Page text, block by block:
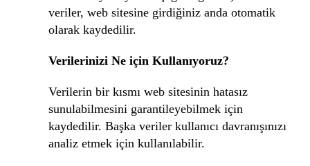
veriler, web sitesine girdiğiniz anda otomatik
olarak kaydedilir.
Verilerinizi Ne için Kullanıyoruz?
Verilerin bir kısmı web sitesinin hatasız
sunulabilmesini garantileyebilmek için
kaydedilir. Başka veriler kullanıcı davranışınızı
analiz etmek için kullanılabilir.